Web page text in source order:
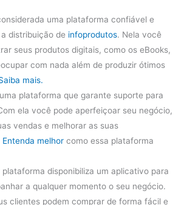
uma plataforma confiável e
distribuição de infoprodutos. Nela você
seus produtos digitais, como os eBooks,
com nada além de produzir ótimos
mais.
uma plataforma que garante suporte para
ela você pode aperfeiçoar seu negócio,
vendas e melhorar as suas
Entenda melhor como essa plataforma
plataforma disponibiliza um aplicativo para
a qualquer momento o seu negócio.
clientes podem comprar de forma fácil e